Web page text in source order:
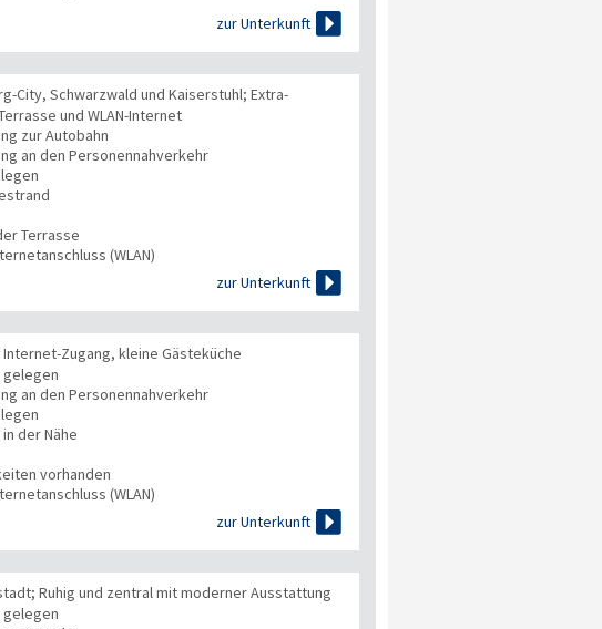
zur Unterkunft 
City, Schwarzwald und Kaiserstuhl; Extra-
und WLAN-Internet
zur Autobahn
an den Personennahverkehr
Terrasse
(WLAN)
zur Unterkunft 
Zugang, kleine Gästeküche
gelegen
an den Personennahverkehr
der Nähe
vorhanden
(WLAN)
zur Unterkunft 
Ruhig und zentral mit moderner Ausstattung
gelegen